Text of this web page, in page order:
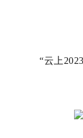
“云 上